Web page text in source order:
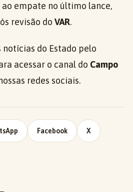
ao empate no último lance,
revisão do VAR.
do Estado pelo
acessar o canal do Campo
redes sociais.
Facebook X